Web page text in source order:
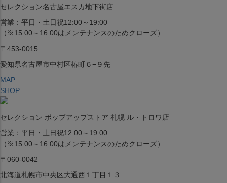
セレクション名古屋エスカ地下街店
営業：平日・土日祝12:00～19:00
（※15:00～16:00はメンテナンスのためクローズ）
〒453-0015
愛知県名古屋市中村区椿町６−９先
MAP
SHOP
セレクション ポップアップストア 札幌 ル・トロワ店
営業：平日・土日祝12:00～19:00
（※15:00～16:00はメンテナンスのためクローズ）
〒060-0042
北海道札幌市中央区大通西１丁目１３